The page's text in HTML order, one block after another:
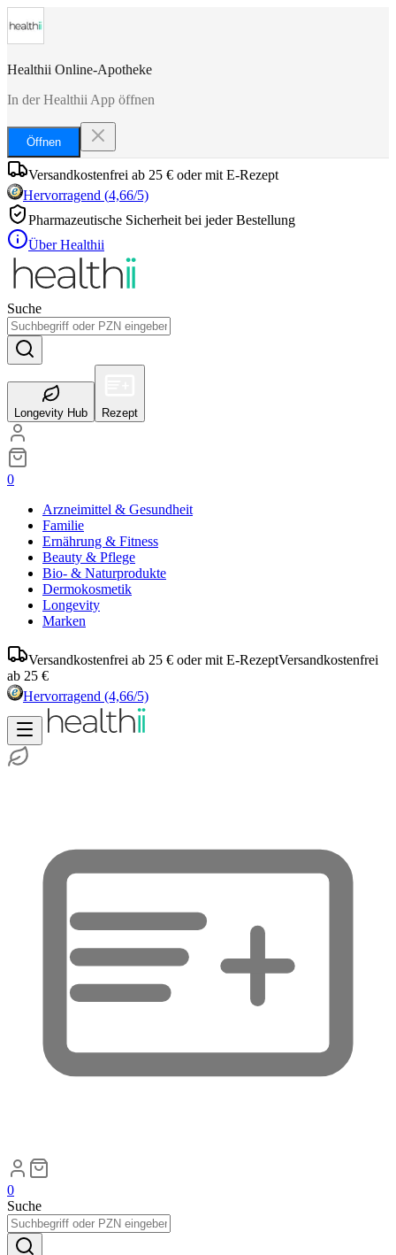
Healthii Online-Apotheke
In der Healthii App öffnen
Öffnen
Versandkostenfrei ab 25 € oder mit E-Rezept
Hervorragend (4,66/5)
Pharmazeutische Sicherheit bei jeder Bestellung
Über Healthii
Suche
Longevity Hub Rezept
0
Arzneimittel & Gesundheit
Familie
Ernährung & Fitness
Beauty & Pflege
Bio- & Naturprodukte
Dermokosmetik
Longevity
Marken
Versandkostenfrei ab 25 € oder mit E-RezeptVersandkostenfrei
ab 25 €
Hervorragend (4,66/5)
0
Suche